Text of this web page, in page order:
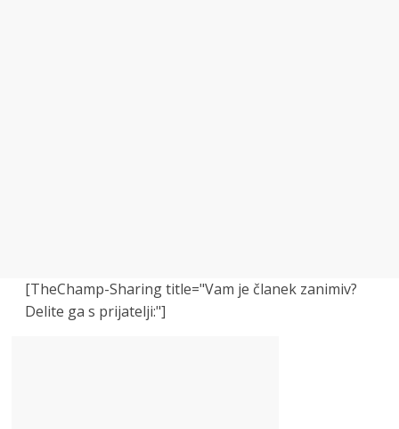
[TheChamp-Sharing title="Vam je članek zanimiv?
Delite ga s prijatelji:"]